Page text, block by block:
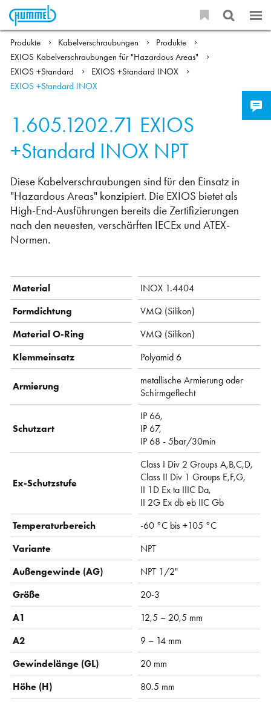
Produkte Kabelverschraubungen
Produkte
EXIOS Kabelverschraubungen für "Hazardous Areas"
EXIOS +Standard
EXIOS +Standard INOX
EXIOS +Standard INOX
1.605.1202.71 EXIOS
+Standard INOX NPT
Diese Kabelverschraubungen sind für den Einsatz in
"Hazardous Areas" konzipiert. Die EXIOS bietet als
High-End-Ausführungen bereits die Zertifizierungen
nach den neuesten, verschärften IECEx und ATEX-
Normen.
Material
INOX 1.4404
Formdichtung
VMQ (Silikon)
Material O-Ring
VMQ (Silikon)
Klemmeinsatz
Polyamid 6
Armierung
metallische Armierung oder
Schirmgeflecht
Schutzart
IP 66,
IP 67,
IP 68 - 5bar/30min
Ex-Schutzstufe
Class I Div 2 Groups A,B,C,D,
Class II Div 1 Groups E,F,G,
II 1D Ex ta IIIC Da,
II 2G Ex db eb IIC Gb
Temperaturbereich
-60 °C bis +105 °C
Variante
NPT
Außengewinde (AG)
NPT 1/2"
Größe
20-3
A1
12,5 – 20,5 mm
A2
9 – 14 mm
Gewindelänge (GL)
20 mm
Höhe (H)
80.5 mm